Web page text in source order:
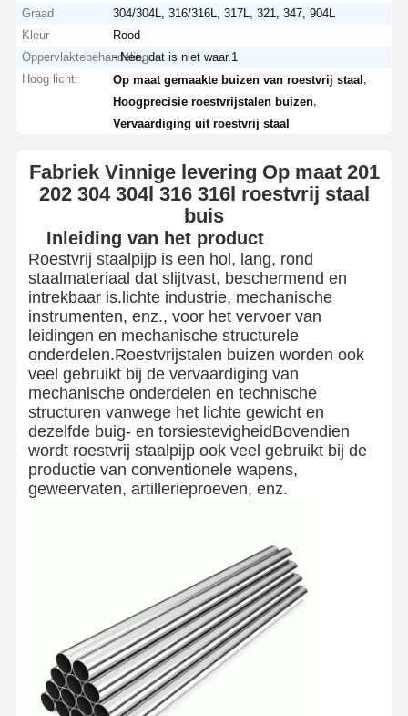
Graad
304/304L, 316/316L, 317L, 321, 347, 904L
Kleur
Rood
Oppervlaktebehandeling- Nee, dat is niet waar.1
Hoog licht:
Op maat gemaakte buizen van roestvrij staal
Hoogprecisie roestvrijstalen buizen
Vervaardiging uit roestvrij staal
Fabriek Vinnige levering Op maat 201
202 304 304l 316 316l roestvrij staal
buis
Inleiding van het product
Roestvrij staalpijp is een hol, lang, rond
staalmateriaal dat slijtvast, beschermend en
intrekbaar is.lichte industrie, mechanische
instrumenten, enz., voor het vervoer van
leidingen en mechanische structurele
onderdelen.Roestvrijstalen buizen worden ook
veel gebruikt bij de vervaardiging van
mechanische onderdelen en technische
structuren vanwege het lichte gewicht en
dezelfde buig- en torsiestevigheidBovendien
wordt roestvrij staalpijp ook veel gebruikt bij de
productie van conventionele wapens,
geweervaten, artillerieproeven, enz.